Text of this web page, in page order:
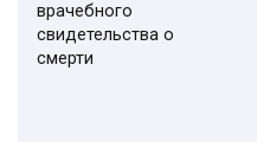
врачебного
свидетельства о
смерти